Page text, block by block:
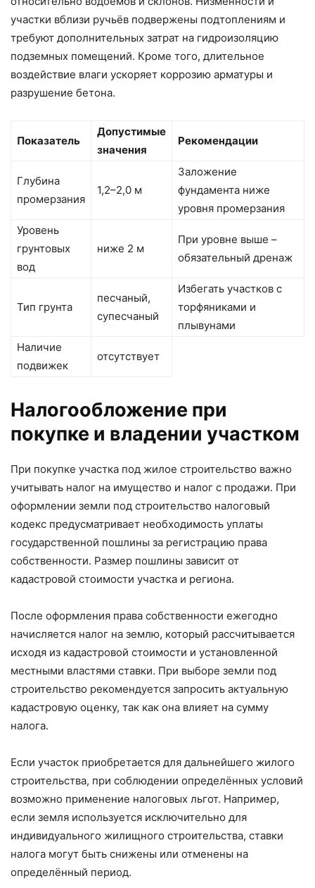
участки вблизи ручьёв подвержены подтоплениям и
требуют дополнительных затрат на гидроизоляцию
подземных помещений. Кроме того, длительное
воздействие влаги ускоряет коррозию арматуры и
разрушение бетона.
Показатель
Допустимые
значения
Рекомендации
Глубина
промерзания
1,2–2,0 м
Заложение
фундамента ниже
уровня промерзания
Уровень
грунтовых
вод
ниже 2 м
При уровне выше –
обязательный дренаж
Тип грунта
песчаный,
супесчаный
Избегать участков с
торфяниками и
плывунами
Наличие
подвижек
отсутствует
Налогообложение при
покупке и владении участком
При покупке участка под жилое строительство важно
учитывать налог на имущество и налог с продажи. При
оформлении земли под строительство налоговый
кодекс предусматривает необходимость уплаты
государственной пошлины за регистрацию права
собственности. Размер пошлины зависит от
кадастровой стоимости участка и региона.
После оформления права собственности ежегодно
начисляется налог на землю, который рассчитывается
исходя из кадастровой стоимости и установленной
местными властями ставки. При выборе земли под
строительство рекомендуется запросить актуальную
кадастровую оценку, так как она влияет на сумму
налога.
Если участок приобретается для дальнейшего жилого
строительства, при соблюдении определённых условий
возможно применение налоговых льгот. Например,
если земля используется исключительно для
индивидуального жилищного строительства, ставки
налога могут быть снижены или отменены на
определённый период.